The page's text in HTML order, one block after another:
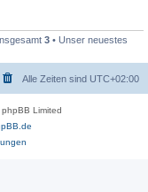
3 • Unser neuestes
Alle Zeiten sind UTC+02:00
Limited